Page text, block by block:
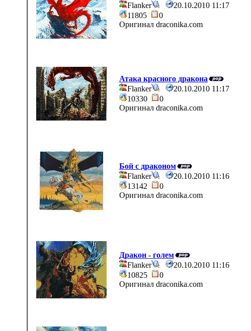
Flanker
20.10.2010 11:17
11805
0
Оригинал draconika.com
Атака красного дракона
Flanker
20.10.2010 11:17
10330
0
Оригинал draconika.com
Бой с драконом
Flanker
20.10.2010 11:16
13142
0
Оригинал draconika.com
Дракон - голем
Flanker
20.10.2010 11:16
10825
0
Оригинал draconika.com